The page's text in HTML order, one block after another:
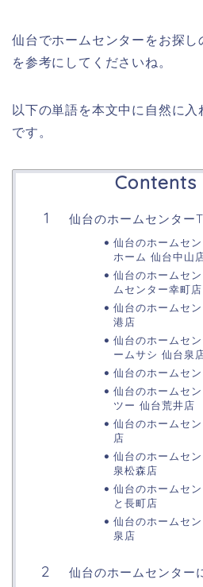
仙台でホームセンターをお探
を参考にしてくださいね。
以下の単語を本文中に自然に
です。
Contents
仙台のホームセンター
仙台のホームセ
ホーム 仙台中山
仙台のホームセ
ムセンター幸町店
仙台のホームセ
港店
仙台のホームセ
ームサシ 仙台泉
仙台のホームセ
仙台のホームセ
ツー 仙台荒井店
仙台のホームセ
店
仙台のホームセ
泉松森店
仙台のホームセ
と長町店
仙台のホームセ
泉店
仙台のホームセンター